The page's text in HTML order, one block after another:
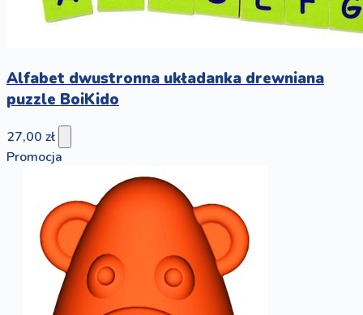
Alfabet dwustronna układanka drewniana
puzzle BoiKido
27,00 zł
Promocja